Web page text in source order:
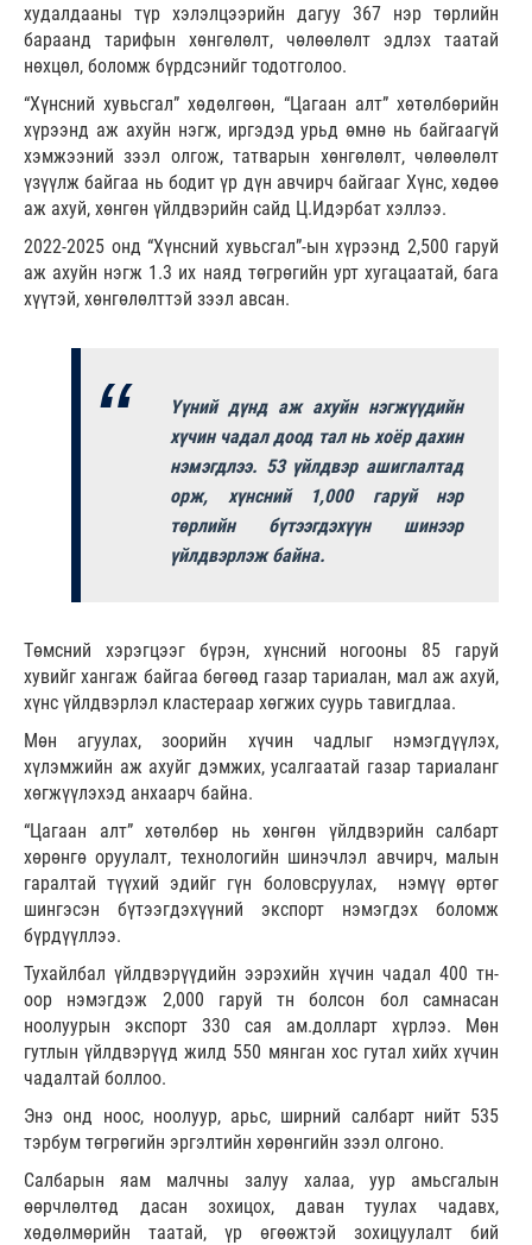
худалдааны түр хэлэлцээрийн дагуу 367 нэр төрлийн
бараанд тарифын хөнгөлөлт, чөлөөлөлт эдлэх таатай
нөхцөл, боломж бүрдсэнийг тодотголоо.
“Хүнсний хувьсгал” хөдөлгөөн, “Цагаан алт” хөтөлбөрийн
хүрээнд аж ахуйн нэгж, иргэдэд урьд өмнө нь байгаагүй
хэмжээний зээл олгож, татварын хөнгөлөлт, чөлөөлөлт
үзүүлж байгаа нь бодит үр дүн авчирч байгааг Хүнс, хөдөө
аж ахуй, хөнгөн үйлдвэрийн сайд Ц.Идэрбат хэллээ.
2022-2025 онд “Хүнсний хувьсгал”-ын хүрээнд 2,500 гаруй
аж ахуйн нэгж 1.3 их наяд төгрөгийн урт хугацаатай, бага
хүүтэй, хөнгөлөлттэй зээл авсан.
Үүний дүнд аж ахуйн нэгжүүдийн
хүчин чадал доод тал нь хоёр дахин
нэмэгдлээ. 53 үйлдвэр ашиглалтад
орж, хүнсний 1,000 гаруй нэр
төрлийн бүтээгдэхүүн шинээр
үйлдвэрлэж байна.
Төмсний хэрэгцээг бүрэн, хүнсний ногооны 85 гаруй
хувийг хангаж байгаа бөгөөд газар тариалан, мал аж ахуй,
хүнс үйлдвэрлэл кластераар хөгжих суурь тавигдлаа.
Мөн агуулах, зоорийн хүчин чадлыг нэмэгдүүлэх,
хүлэмжийн аж ахуйг дэмжих, усалгаатай газар тариаланг
хөгжүүлэхэд анхаарч байна.
“Цагаан алт” хөтөлбөр нь хөнгөн үйлдвэрийн салбарт
хөрөнгө оруулалт, технологийн шинэчлэл авчирч, малын
гаралтай түүхий эдийг гүн боловсруулах, нэмүү өртөг
шингэсэн бүтээгдэхүүний экспорт нэмэгдэх боломж
бүрдүүллээ.
Тухайлбал үйлдвэрүүдийн ээрэхийн хүчин чадал 400 тн-
оор нэмэгдэж 2,000 гаруй тн болсон бол самнасан
ноолуурын экспорт 330 сая ам.долларт хүрлээ. Мөн
гутлын үйлдвэрүүд жилд 550 мянган хос гутал хийх хүчин
чадалтай боллоо.
Энэ онд ноос, ноолуур, арьс, ширний салбарт нийт 535
тэрбум төгрөгийн эргэлтийн хөрөнгийн зээл олгоно.
Салбарын яам малчны залуу халаа, уур амьсгалын
өөрчлөлтөд дасан зохицох, даван туулах чадавх,
хөдөлмөрийн таатай, үр өгөөжтэй зохицуулалт бий